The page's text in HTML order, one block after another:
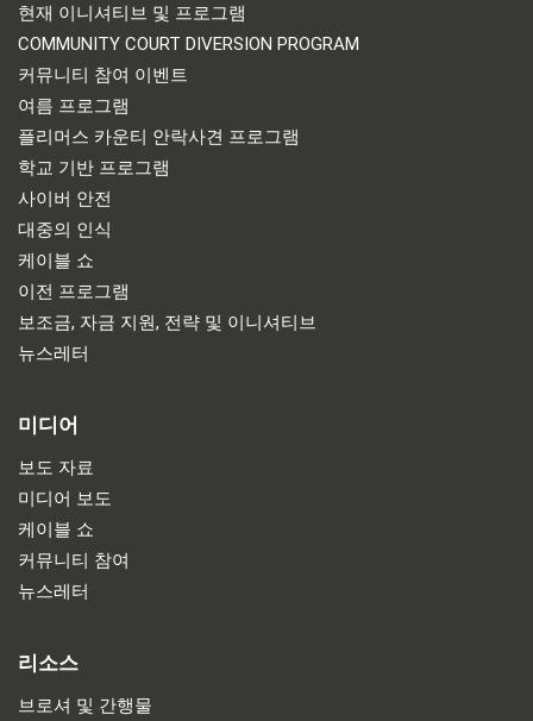
현재 이니셔티브 및 프로그램
COMMUNITY COURT DIVERSION PROGRAM
커뮤니티 참여 이벤트
여름 프로그램
플리머스 카운티 안락사견 프로그램
학교 기반 프로그램
사이버 안전
대중의 인식
케이블 쇼
이전 프로그램
보조금, 자금 지원, 전략 및 이니셔티브
뉴스레터
미디어
보도 자료
미디어 보도
케이블 쇼
커뮤니티 참여
뉴스레터
리소스
브로셔 및 간행물